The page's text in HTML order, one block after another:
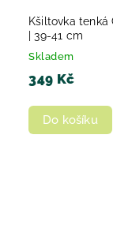
Kšiltovka
| 39-41 cm
Skladem
349 Kč
Do košíku